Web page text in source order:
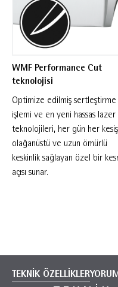
güvenilir bir
birçok işlemde
güvenli ve rahat
WMF Performance Cut
teknolojisi
Optimize edilmiş sertleştirme
işlemi ve en yeni hassas lazer
teknolojileri, her gün her
olağanüstü ve uzun ömürlü
keskinlik sağlayan özel bir
açısı sunar.
TEKNİK ÖZELLİKLER